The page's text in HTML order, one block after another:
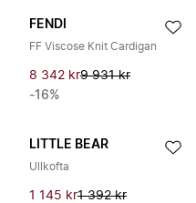
FENDI
FF Viscose Knit Cardigan
8 342 kr9 931 kr
-16%
LITTLE BEAR
Ullkofta
1 145 kr1 392 kr